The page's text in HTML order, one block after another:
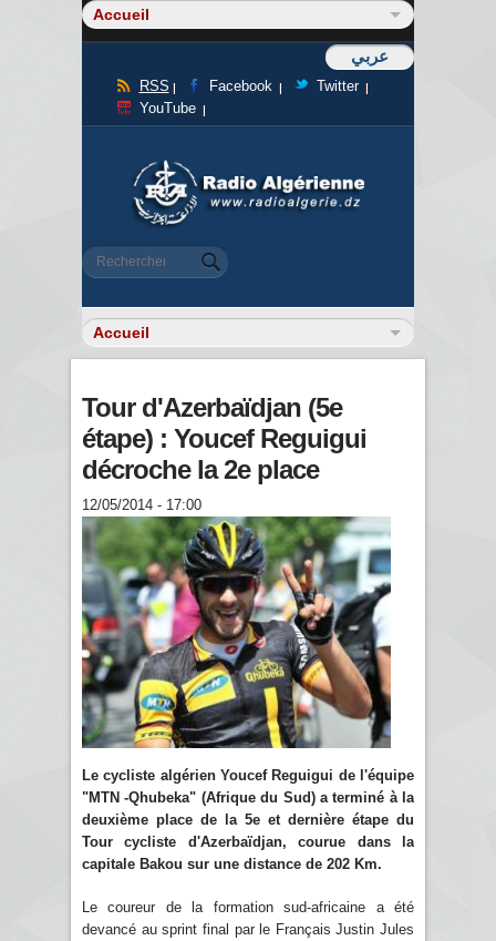
عربي
RSS Facebook
Twitter
YouTube
Formulaire de recherche
Rechercher
Tour d'Azerbaïdjan (5e
étape) : Youcef Reguigui
décroche la 2e place
12/05/2014 - 17:00
Le cycliste algérien Youcef Reguigui de l'équipe
"MTN -Qhubeka" (Afrique du Sud) a terminé à la
deuxième place de la 5e et dernière étape du
Tour cycliste d'Azerbaïdjan, courue dans la
capitale Bakou sur une distance de 202 Km.
Le coureur de la formation sud-africaine a été
devancé au sprint final par le Français Justin Jules